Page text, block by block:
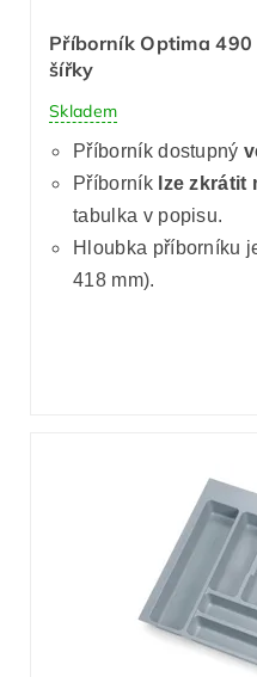
Příborník Optima
šířky
Skladem
Příborník dostupný
Příborník lze zkrátit
tabulka v popisu.
Hloubka příborníku
418 mm).